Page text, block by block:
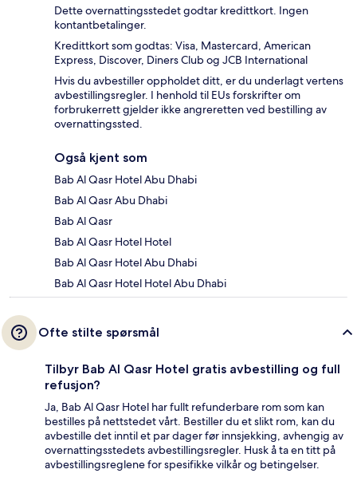
Dette overnattingsstedet godtar kredittkort. Ingen
kontantbetalinger.
Kredittkort som godtas: Visa, Mastercard, American
Express, Discover, Diners Club og JCB International
Hvis du avbestiller oppholdet ditt, er du underlagt vertens
avbestillingsregler. I henhold til EUs forskrifter om
forbrukerrett gjelder ikke angreretten ved bestilling av
overnattingssted.
Også kjent som
Bab Al Qasr Hotel Abu Dhabi
Bab Al Qasr Abu Dhabi
Bab Al Qasr
Bab Al Qasr Hotel Hotel
Bab Al Qasr Hotel Abu Dhabi
Bab Al Qasr Hotel Hotel Abu Dhabi
Ofte stilte spørsmål
Tilbyr Bab Al Qasr Hotel gratis avbestilling og full
refusjon?
Ja, Bab Al Qasr Hotel har fullt refunderbare rom som kan
bestilles på nettstedet vårt. Bestiller du et slikt rom, kan du
avbestille det inntil et par dager før innsjekking, avhengig av
overnattingsstedets avbestillingsregler. Husk å ta en titt på
avbestillingsreglene for spesifikke vilkår og betingelser.